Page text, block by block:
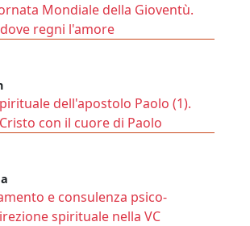
Mondiale della Gioventù.
regni l'amore
dell'apostolo Paolo (1).
con il cuore di Paolo
e consulenza psico-
spirituale nella VC